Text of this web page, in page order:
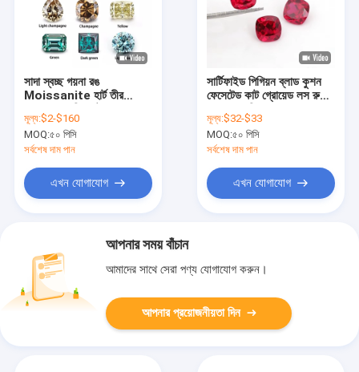
সাদা স্বচ্ছ গয়না রঙ
Moissanite হার্ট তীর
মূল্য:$2-$160
MOQ:৫০ পিসি
সর্বশেষ দাম পান
এখন যোগাযোগ
সার্টিফাইড পিগিয়ন ব্লাড কুশন
ফেসেটেড কাট গ্রোয়েড লস রুবি
মূল্য:$32-$33
MOQ:৫০ পিসি
সর্বশেষ দাম পান
এখন যোগাযোগ
আপনার সময় বাঁচান
আমাদের সাথে সেরা পণ্য যোগাযোগ করুন।
আপনার প্রয়োজনীয়তা দিন